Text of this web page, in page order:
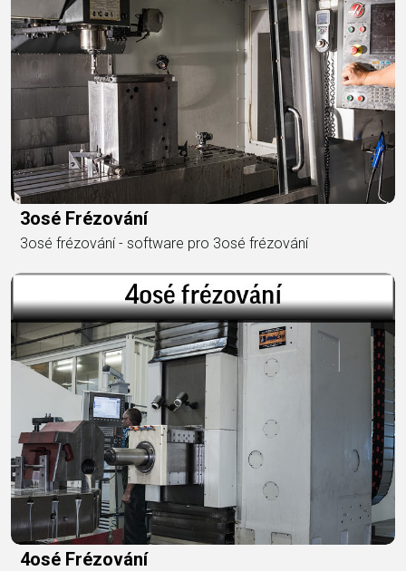
3osé Frézování
3osé frézování - software pro 3osé frézování
4osé Frézování